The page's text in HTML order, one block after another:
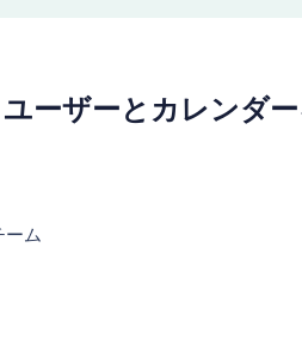
ーザーとカレンダ
ーム